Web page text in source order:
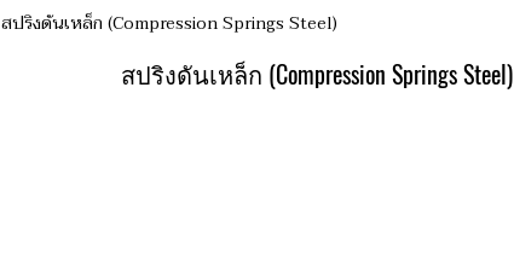
สปริงดันเหล็ก (Compression Springs Steel)
สปริงดันเหล็ก (Compression Springs Steel)